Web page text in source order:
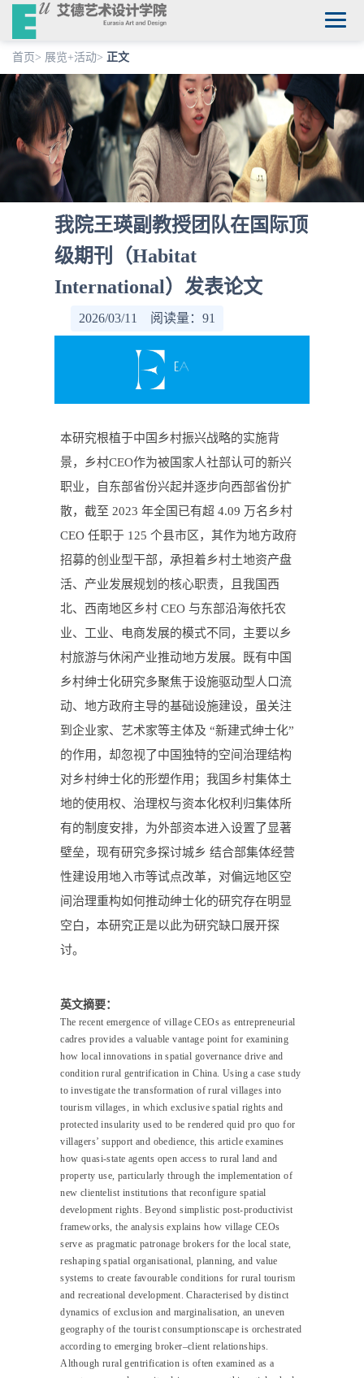
首页> 展览+活动> 正文
我院王瑛副教授团队在国际顶
级期刊（Habitat
International）发表论文
2026/03/11 阅读量：91
本研究根植于中国乡村振兴战略的实施背
景，乡村CEO作为被国家人社部认可的新兴
职业，自东部省份兴起并逐步向西部省份扩
散，截至 2023年全国已有超4.09 万名乡村
CEO任职于 125个县市区，其作为地方政府
招募的创业型干部，承担着乡村土地资产盘
活、产业发展规划的核心职责，且我国西
北、西南地区乡村 CEO与东部沿海依托农
业、工业、电商发展的模式不同，主要以乡
村旅游与休闲产业推动地方发展。既有中国
乡村绅士化研究多聚焦于设施驱动型人口流
动、地方政府主导的基础设施建设，虽关注
到企业家、艺术家等主体及 “新建式绅士化”
的作用，却忽视了中国独特的空间治理结构
对乡村绅士化的形塑作用；我国乡村集体土
地的使用权、治理权与资本化权利归集体所
有的制度安排，为外部资本进入设置了显著
壁垒，现有研究多探讨城乡 结合部集体经营
性建设用地入市等试点改革，对偏远地区空
间治理重构如何推动绅士化的研究存在明显
空白，本研究正是以此为研究缺口展开探
讨。
英文摘要：
The recent emergence of village CEOs as entrepreneurial
cadres provides a valuable vantage point for examining
how local innovations in spatial governance drive and
condition rural gentrification in China. Using a case study
to investigate the transformation of rural villages into
tourism villages, in which exclusive spatial rights and
protected insularity used to be rendered quid pro quo for
villagers’ support and obedience, this article examines
how quasi-state agents open access to rural land and
property use, particularly through the implementation of
new clientelist institutions that reconfigure spatial
development rights. Beyond simplistic post-productivist
frameworks, the analysis explains how village CEOs
serve as pragmatic patronage brokers for the local state,
reshaping spatial organisational, planning, and value
systems to create favourable conditions for rural tourism
and recreational development. Characterised by distinct
dynamics of exclusion and marginalisation, an uneven
geography of the tourist consumptionscape is orchestrated
according to emerging broker–client relationships.
Although rural gentrification is often examined as a